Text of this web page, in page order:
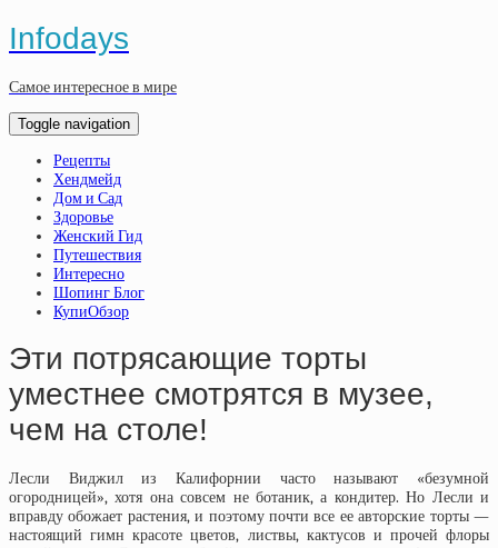
Infodays
Самое интересное в мире
Toggle navigation
Рецепты
Хендмейд
Дом и Сад
Здоровье
Женский Гид
Путешествия
Интересно
Шопинг Блог
КупиОбзор
Эти потрясающие торты
уместнее смотрятся в музее,
чем на столе!
Лесли Виджил из Калифорнии часто называют «безумной
огородницей», хотя она совсем не ботаник, а кондитер. Но Лесли и
вправду обожает растения, и поэтому почти все ее авторские торты —
настоящий гимн красоте цветов, листвы, кактусов и прочей флоры